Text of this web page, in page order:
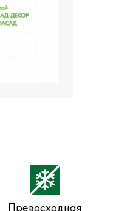
Превосходная